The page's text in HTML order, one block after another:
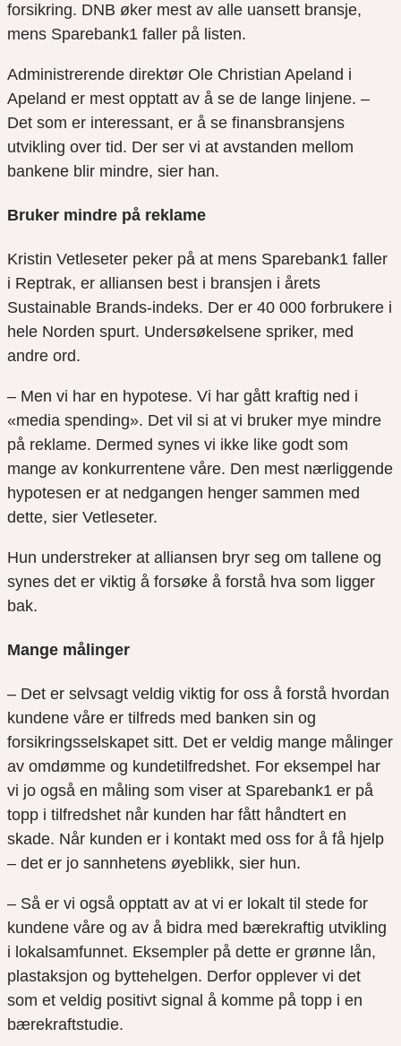
forsikring. DNB øker mest av alle uansett bransje,
mens Sparebank1 faller på listen.
Administrerende direktør Ole Christian Apeland i
Apeland er mest opptatt av å se de lange linjene. –
Det som er interessant, er å se finansbransjens
utvikling over tid. Der ser vi at avstanden mellom
bankene blir mindre, sier han.
Bruker mindre på reklame
Kristin Vetleseter peker på at mens Sparebank1 faller
i Reptrak, er alliansen best i bransjen i årets
Sustainable Brands-indeks. Der er 40 000 forbrukere i
hele Norden spurt. Undersøkelsene spriker, med
andre ord.
– Men vi har en hypotese. Vi har gått kraftig ned i
«media spending». Det vil si at vi bruker mye mindre
på reklame. Dermed synes vi ikke like godt som
mange av konkurrentene våre. Den mest nærliggende
hypotesen er at nedgangen henger sammen med
dette, sier Vetleseter.
Hun understreker at alliansen bryr seg om tallene og
synes det er viktig å forsøke å forstå hva som ligger
bak.
Mange målinger
– Det er selvsagt veldig viktig for oss å forstå hvordan
kundene våre er tilfreds med banken sin og
forsikringsselskapet sitt. Det er veldig mange målinger
av omdømme og kundetilfredshet. For eksempel har
vi jo også en måling som viser at Sparebank1 er på
topp i tilfredshet når kunden har fått håndtert en
skade. Når kunden er i kontakt med oss for å få hjelp
– det er jo sannhetens øyeblikk, sier hun.
– Så er vi også opptatt av at vi er lokalt til stede for
kundene våre og av å bidra med bærekraftig utvikling
i lokalsamfunnet. Eksempler på dette er grønne lån,
plastaksjon og byttehelgen. Derfor opplever vi det
som et veldig positivt signal å komme på topp i en
bærekraftstudie.